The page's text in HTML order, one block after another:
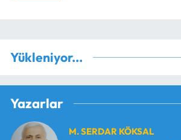
Yükleniyor...
Yazarlar
M. SERDAR KÖKSAL